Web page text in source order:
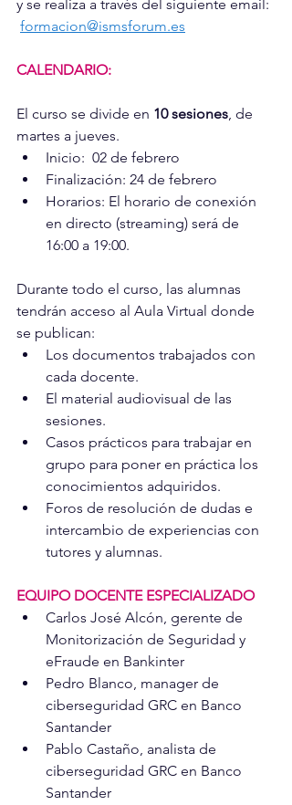
y se realiza a través del siguiente email:
formacion@ismsforum.es
CALENDARIO:
El curso se divide en 10 sesiones, de
martes a jueves.
Inicio:  02 de febrero
Finalización: 24 de febrero
Horarios: El horario de conexión
en directo (streaming) será de
16:00 a 19:00.
Durante todo el curso, las alumnas
tendrán acceso al Aula Virtual donde
se publican:
Los documentos trabajados con
cada docente.
El material audiovisual de las
sesiones.
Casos prácticos para trabajar en
grupo para poner en práctica los
conocimientos adquiridos.
Foros de resolución de dudas e
intercambio de experiencias con
tutores y alumnas.
EQUIPO DOCENTE ESPECIALIZADO
Carlos José Alcón, gerente de
Monitorización de Seguridad y
eFraude en Bankinter
Pedro Blanco, manager de
ciberseguridad GRC en Banco
Santander
Pablo Castaño, analista de
ciberseguridad GRC en Banco
Santander